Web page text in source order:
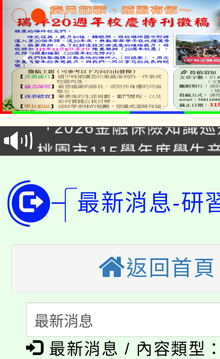
公告本校115學年度第
代理(課)教師甄選結果(
「2026金融保險知識
車」活動
桃園市115學年度學生
代理(課)教師甄選結果(
公告本校115學年度第
代理(課)教師甄選結果(
轉知中國文化大學推廣
《TA101》溝通分析基
程，歡迎學生輔導中心
心理、諮商輔導、社會
系所師生報名參加。
轉知苗栗縣政府辦理
縣市「校園短影音徵
門員」簡章及活動海報
踴躍報名參加。
桃園市115學年度學生
要點
「桃園市補助參觀特色
展演活動實施計畫」
115年度「教育部表揚
義教育推展貢獻獎」
公告本校115學年度第
最新消息-研
返回首頁
最新消息 / 內容類型